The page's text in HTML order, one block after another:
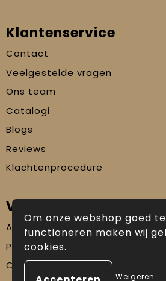
Klantenservice
Contact
Veelgestelde vragen
Ons team
Catalogi
Blogs
Reviews
Klachtenprocedure
Veilig winkelen
Algemene voorwaarden
Privacyverklaring
Cookiebeleid
Om onze webshop goed
functioneren maken wij
cookies.
Weigeren